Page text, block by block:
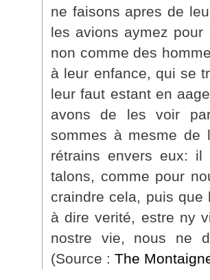
ne faisons apres de
les avions aymez pour
non comme des
à leur enfance, qui se
leur faut estant en
avons de les voir
sommes à mesme de
rétrains envers eux:
talons, comme pour
craindre cela, puis
à dire verité, estre ny
nostre vie, nous ne
(Source : The